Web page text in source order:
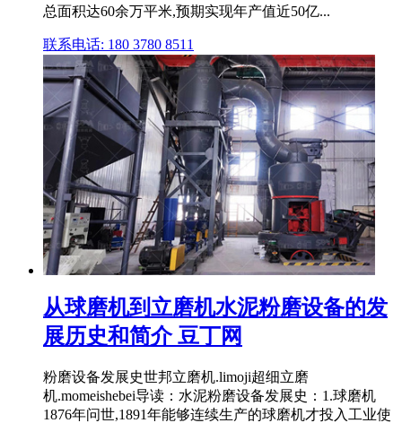
总面积达60余万平米,预期实现年产值近50亿...
联系电话: 180 3780 8511
从球磨机到立磨机水泥粉磨设备的发
展历史和简介 豆丁网
粉磨设备发展史世邦立磨机.limoji超细立磨
机.momeishebei导读：水泥粉磨设备发展史：1.球磨机
1876年问世,1891年能够连续生产的球磨机才投入工业使